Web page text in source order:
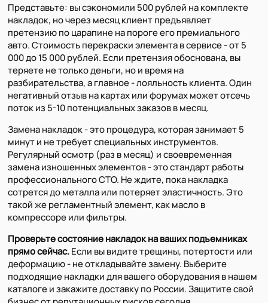
Представьте: вы сэкономили 500 рублей на комплекте
накладок, но через месяц клиент предъявляет
претензию по царапине на пороге его премиального
авто. Стоимость перекраски элемента в сервисе - от 5
000 до 15 000 рублей. Если претензия обоснована, вы
теряете не только деньги, но и время на
разбирательства, а главное - лояльность клиента. Один
негативный отзыв на картах или форумах может отсечь
поток из 5-10 потенциальных заказов в месяц.
Замена накладок - это процедура, которая занимает 5
минут и не требует специальных инструментов.
Регулярный осмотр (раз в месяц) и своевременная
замена изношенных элементов - это стандарт работы
профессионального СТО. Не ждите, пока накладка
сотрется до металла или потеряет эластичность. Это
такой же регламентный элемент, как масло в
компрессоре или фильтры.
Проверьте состояние накладок на ваших подъемниках
прямо сейчас.Если вы видите трещины, потертости или
деформацию - не откладывайте замену. Выберите
подходящие накладки для вашего оборудования в нашем
каталоге и закажите доставку по России. Защитите свой